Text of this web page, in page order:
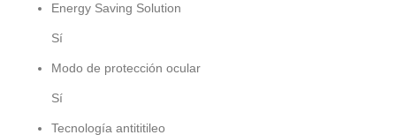
Energy Saving Solution
Sí
Modo de protección ocular
Sí
Tecnología antititileo